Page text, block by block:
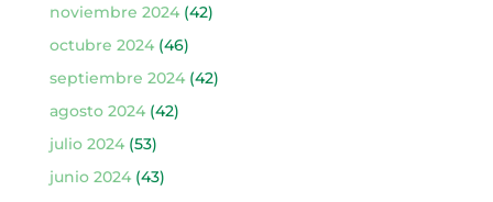
noviembre 2024(42)
octubre 2024(46)
septiembre 2024(42)
agosto 2024(42)
julio 2024(53)
junio 2024(43)